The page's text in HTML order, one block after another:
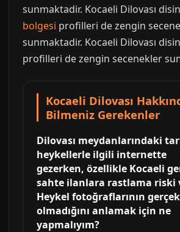
sunmaktadir. Kocaeli Dilovası
bolgesi profilleri de zengin
sunmaktadir. Kocaeli Dilovası
profilleri de zengin secenekler
Kocaeli Dilovası
Bilmeniz Gerekenler
Dilovası meydanlarındaki
heykellerle ilgili internette
gezerken, özellikle Kocaeli
sahte ilanlara rastlama riski
Heykel fotoğraflarının
olmadığını anlamak için ne
yapmalıyım?